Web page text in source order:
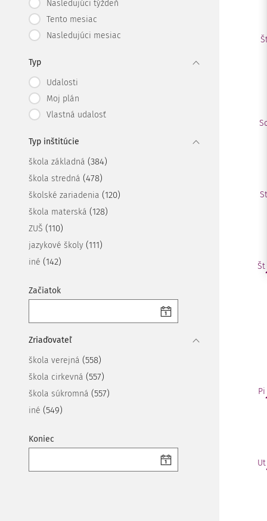
Nasledujúci týždeň
Tento mesiac
Nasledujúci mesiac
Typ
Udalosti
Moj plán
Vlastná udalosť
Typ inštitúcie
škola základná (384)
škola stredná (478)
školské zariadenia (120)
škola materská (128)
ZUŠ (110)
jazykové školy (111)
iné (142)
Začiatok
Zriaďovateľ
škola verejná (558)
škola cirkevná (557)
škola súkromná (557)
iné (549)
Koniec
Št
So
St
Št
Pi
Ut